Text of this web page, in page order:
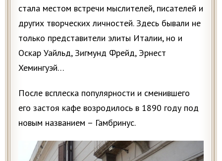
стала местом встречи мыслителей, писателей и
других творческих личностей. Здесь бывали не
только представители элиты Италии, но и
Оскар Уайльд, Зигмунд Фрейд, Эрнест
Хемингуэй…
После всплеска популярности и сменившего
его застоя кафе возродилось в 1890 году под
новым названием – Гамбринус.